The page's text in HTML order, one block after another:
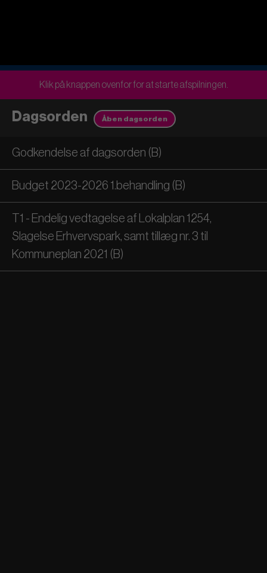
Klik på knappen ovenfor for at starte afspilningen.
Dagsorden Åben dagsorden
Godkendelse af dagsorden (B)
Budget 2023-2026 1.behandling (B)
T1 - Endelig vedtagelse af Lokalplan 1254,
Slagelse Erhvervspark, samt tillæg nr. 3 til
Kommuneplan 2021 (B)